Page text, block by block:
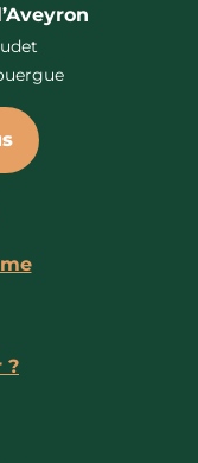
?